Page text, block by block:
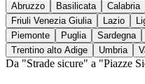
Abruzzo Basilicata Calabria
Friuli Venezia Giulia
Lazio
Piemonte
Puglia Sardegna
Trentino alto Adige
Umbria
Da "Strade sicure" a "Piazze